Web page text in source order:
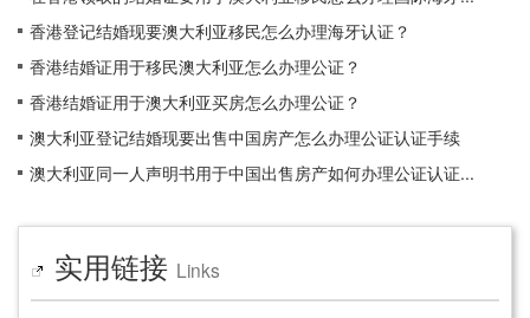
香港登记结婚现要澳大利亚移民怎么办理海牙认证？
香港结婚证用于移民澳大利亚怎么办理公证？
香港结婚证用于澳大利亚买房怎么办理公证？
澳大利亚登记结婚现要出售中国房产怎么办理公证认证手续
澳大利亚同一人声明书用于中国出售房产如何办理公证认证...
实用链接 Links